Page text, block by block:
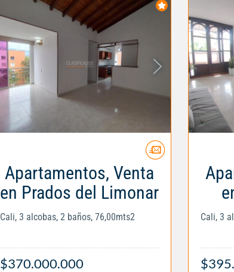
Apartamentos, Venta
en Prados del Limonar
Cali, 3 alcobas, 2 baños, 76,00mts2
$370.000.000
Cali, 3